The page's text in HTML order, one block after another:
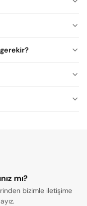
mı?
bizimle iletişime